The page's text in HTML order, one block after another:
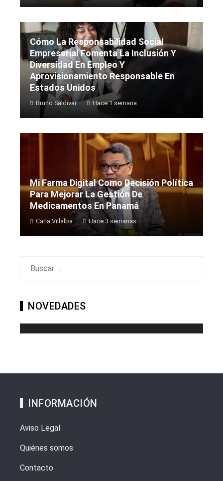
Cómo La Responsabilidad Social
Empresarial Fomenta La Inclusión Y
Diversidad En Empleo Y
Aprovisionamiento Responsable En
Estados Unidos
Bruno Saldívar Hace 1 semana
Mi Farma Digital Como Decisión Política
Para Mejorar La Gestión De
Medicamentos En Panamá
Carla Villalba Hace 3 semanas
NOVEDADES
INFORMACIÓN
Aviso Legal
Quiénes somos
Contacto